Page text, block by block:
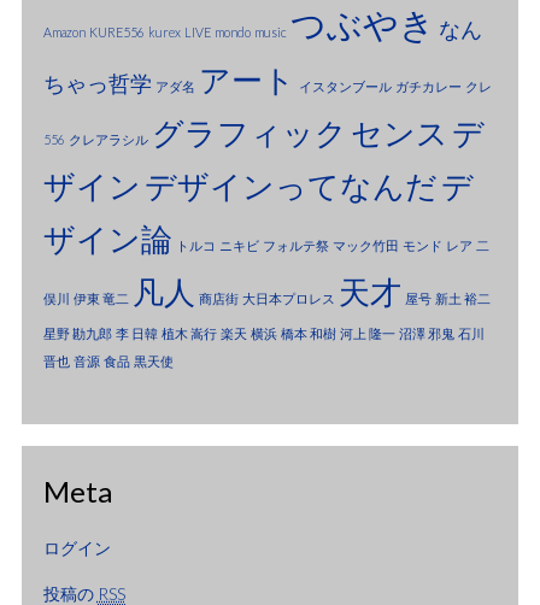
2005年8月
2005年7月
2005年3月
2005年2月
2004年11月
2004年10月
Amazon KURE556 kurex LIVE mondo music つぶやき なん
ちゃっ哲学 アダ名 アート イスタンブール ガチカレー クレ
556 クレアラシル グラフィック センス デ
ザイン デザインってなんだデ
ザイン論
トルコ ニキビ フォルテ祭 マック竹田 モンド レア 二
俣川 伊東 竜二 凡人 商店街 大日本プロレス 天才 屋号 新土 裕二
星野 勘九郎 李 日韓 植木 嵩行 楽天 横浜 橋本 和樹 河上 隆一 沼澤 邪鬼 石川
晋也 音源 食品 黒天使
Meta
ログイン
投稿の RSS